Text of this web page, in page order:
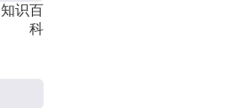
知识百
科